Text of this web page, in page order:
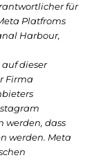
für
Platfroms
Harbour,
dieser
Firma
werden, dass
werden. Meta